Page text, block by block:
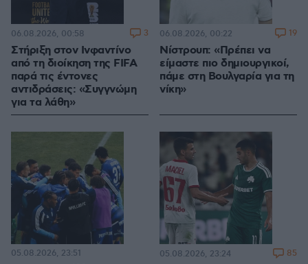
Στήριξη στον Ινφαντίνο
από τη διοίκηση της FIFA
παρά τις έντονες
αντιδράσεις: «Συγγνώμη
για τα λάθη»
06.08.2026, 00:58 3
Νίστρουπ: «Πρέπει να
είμαστε πιο δημιουργικοί,
πάμε στη Βουλγαρία για τη
νίκη»
06.08.2026, 00:22 19
05.08.2026, 23:51 05.08.2026, 23:24 85